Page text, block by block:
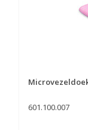
601.100.007